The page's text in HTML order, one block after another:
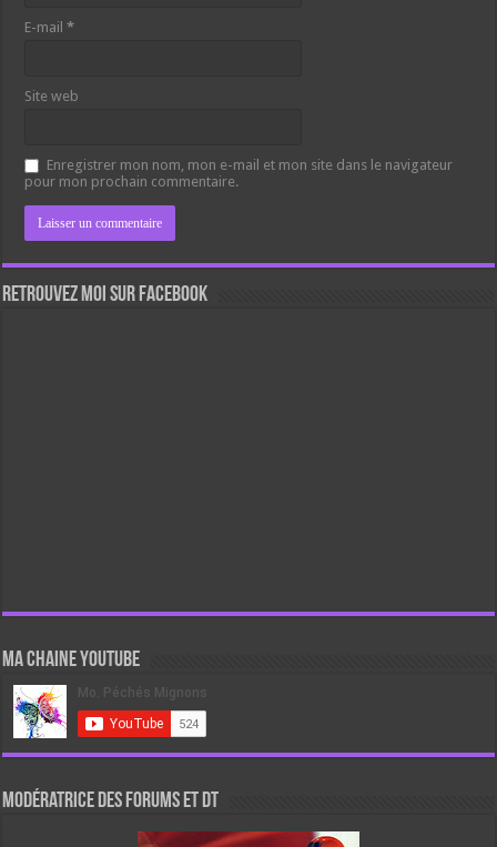
E-mail*
Site web
Enregistrer mon nom, mon e-mail et mon site dans le navigateur
pour mon prochain commentaire.
Retrouvez moi sur Facebook
Ma chaine Youtube
Modératrice des forums et DT